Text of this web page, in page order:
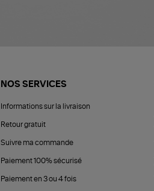
NOS SERVICES
Informations sur la livraison
Retour gratuit
Suivre ma commande
Paiement 100% sécurisé
Paiement en 3 ou 4 fois